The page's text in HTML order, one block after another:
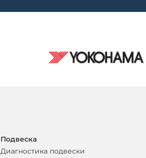
Подвеска
Диагностика подвески